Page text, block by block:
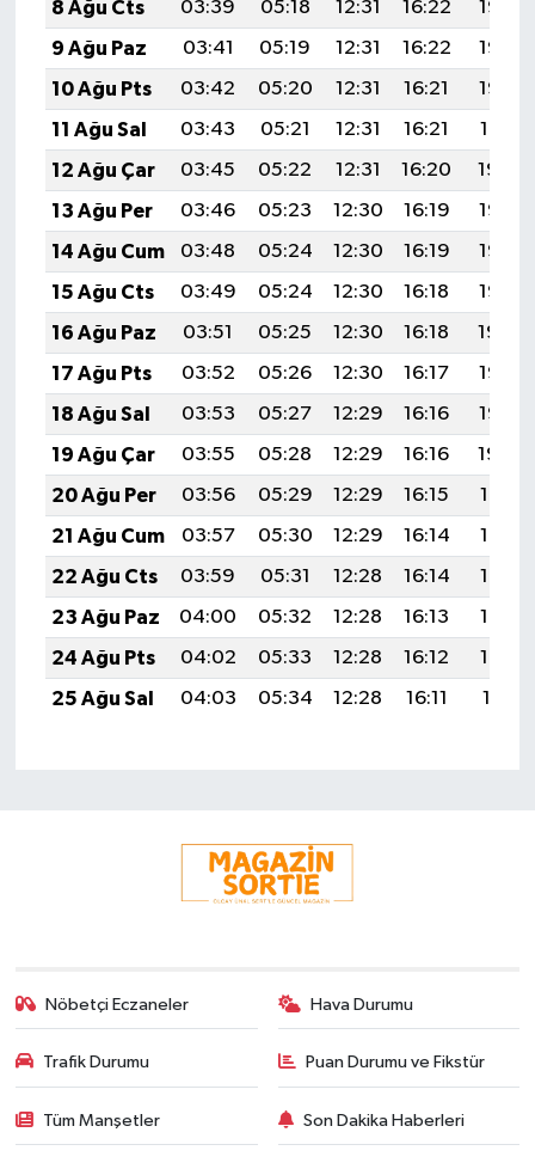
8 Ağu Cts
03:39 05:18 12:31 16:22
19:35
9 Ağu Paz
03:41 05:19 12:31 16:22
19:33
10 Ağu Pts
03:42 05:20 12:31 16:21
19:32
11 Ağu Sal
03:43 05:21 12:31 16:21
19:31
12 Ağu Çar
03:45 05:22 12:31 16:20
19:30
13 Ağu Per
03:46 05:23 12:30 16:19
19:28
14 Ağu Cum
03:48 05:24 12:30 16:19
19:27
15 Ağu Cts
03:49 05:24 12:30 16:18
19:26
16 Ağu Paz
03:51 05:25 12:30 16:18
19:24
17 Ağu Pts
03:52 05:26 12:30 16:17
19:23
18 Ağu Sal
03:53 05:27 12:29 16:16
19:22
19 Ağu Çar
03:55 05:28 12:29 16:16
19:20
20 Ağu Per
03:56 05:29 12:29 16:15
19:19
21 Ağu Cum
03:57 05:30 12:29 16:14
19:17
22 Ağu Cts
03:59 05:31 12:28 16:14
19:16
23 Ağu Paz
04:00 05:32 12:28 16:13
19:14
24 Ağu Pts
04:02 05:33 12:28 16:12
19:13
25 Ağu Sal
04:03 05:34 12:28 16:11 19:11
Nöbetçi Eczaneler Hava Durumu
Trafik Durumu Puan Durumu ve Fikstür
Tüm Manşetler Son Dakika Haberleri